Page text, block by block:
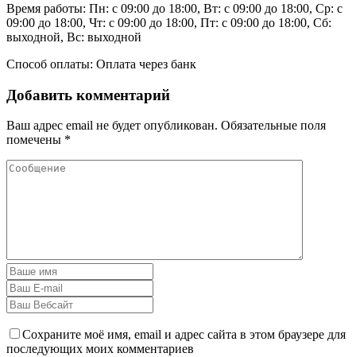
Время работы: Пн: с 09:00 до 18:00, Вт: с 09:00 до 18:00, Ср: с
09:00 до 18:00, Чт: с 09:00 до 18:00, Пт: с 09:00 до 18:00, Сб:
выходной, Вс: выходной
Способ оплаты: Оплата через банк
Добавить комментарий
Ваш адрес email не будет опубликован. Обязательные поля
помечены *
Сохраните моё имя, email и адрес сайта в этом браузере для
последующих моих комментариев